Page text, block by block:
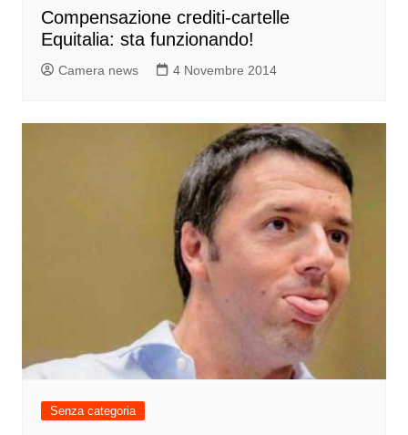
Compensazione crediti-cartelle
Equitalia: sta funzionando!
Camera news 4 Novembre 2014
Senza categoria